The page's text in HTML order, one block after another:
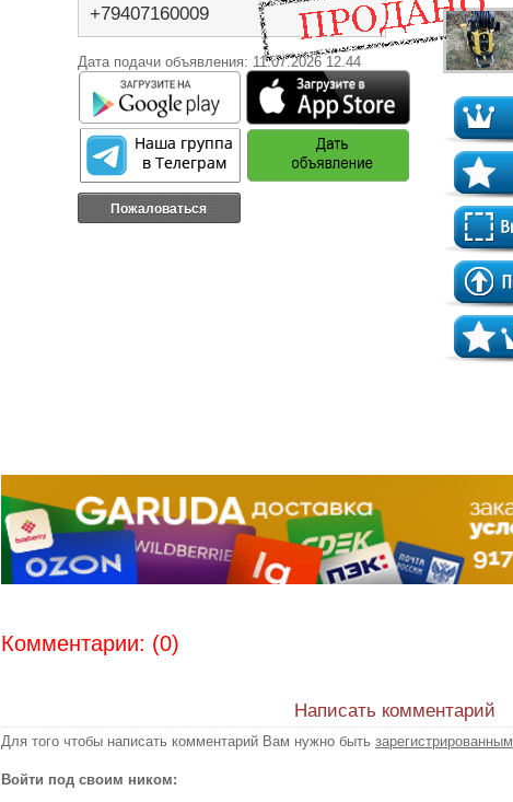
+79407160009
Дата подачи объявления: 11.07.2026 12.44
Пожаловаться
Комментарии: (0)
Написать комментарий
Для того чтобы написать комментарий Вам нужно быть зарегистрированным
Войти под своим ником: